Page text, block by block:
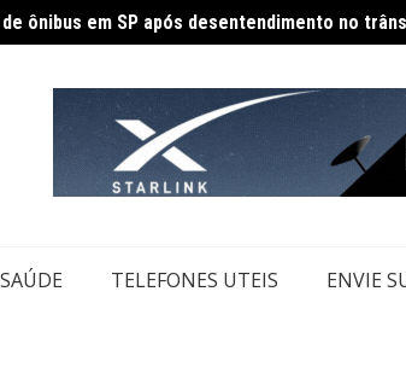
de fim de ano para servidores públicos
SAÚDE TELEFONES UTEIS ENVIE